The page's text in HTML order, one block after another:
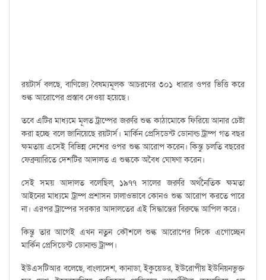
রয়টার্স বলছে, বাণিজ্যে বৈষম্যমূলক আচরণের ৩০১ ধারার ওপর ভিত্তি করে
শুল্ক আরোপের প্রস্তাব দেওয়া হয়েছে।
তবে এটির মাধ্যমে মূলত ট্রাম্পের জরুরি শুল্ক কাঠামোকে ফিরিয়ে আনার চেষ্টা
করা হচ্ছে বলে জানিয়েছে রয়টার্স। মার্কিন প্রেসিডেন্ট ডোনাল্ড ট্রাম্প গত বছর
ক্ষমতায় এসেই বিভিন্ন দেশের ওপর শুল্ক আরোপ করেন। কিন্তু চলতি বছরের
ফেব্রুয়ারিতে দেশটির আদালত এ শুল্ককে অবৈধ ঘোষণা করেন।
সেই সময় আদালত বলেছিল, ১৯৭৭ সালের জরুরি অর্থনৈতিক ক্ষমতা
আইনের মাধ্যমে ট্রাম্প প্রশাসন ঢালাওভাবে কোনও শুল্ক আরোপ করতে পারে
না। এরপর ট্রাম্পের সরকার আদালতের এই সিদ্ধান্তের বিরুদ্ধে আপিল করে।
কিন্তু তার আগেই এখন নতুন কৌশলে শুল্ক আরোপের দিকে এগোচ্ছেন
মার্কিন প্রেসিডেন্ট ডোনাল্ড ট্রাম্প।
ইউএসটিআর বলেছে, বাংলাদেশ, কানাডা, ইকুয়েডর, ইউরোপীয় ইউনিয়নভুক্ত